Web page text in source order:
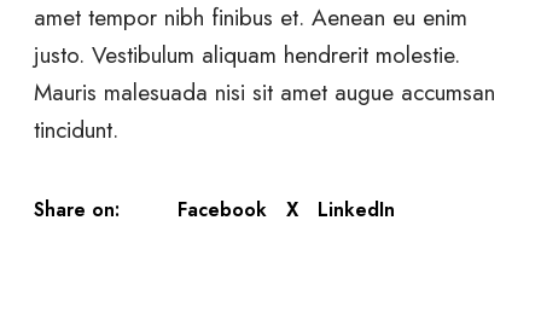
amet tempor nibh finibus et. Aenean eu enim
justo. Vestibulum aliquam hendrerit molestie.
Mauris malesuada nisi sit amet augue accumsan
tincidunt.
Share on: Facebook X LinkedIn